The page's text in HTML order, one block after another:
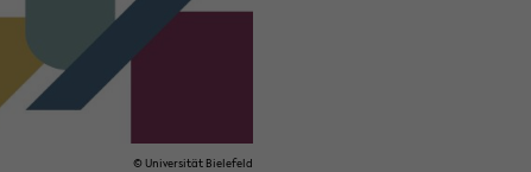
© Uni­ver­si­tät Bie­le­feld